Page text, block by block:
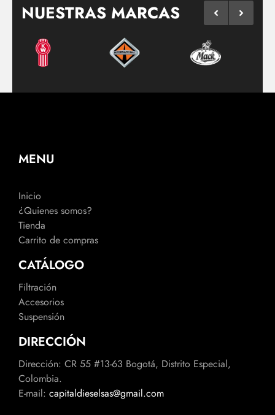
NUESTRAS MARCAS
MENU
Inicio
¿Quienes somos?
Tienda
Carrito de compras
CATÁLOGO
Filtración
Accesorios
Suspensión
DIRECCIÓN
Dirección: CR 55 #13-63 Bogotá, Distrito Especial,
Colombia.
E-mail: capitaldieselsas@gmail.com